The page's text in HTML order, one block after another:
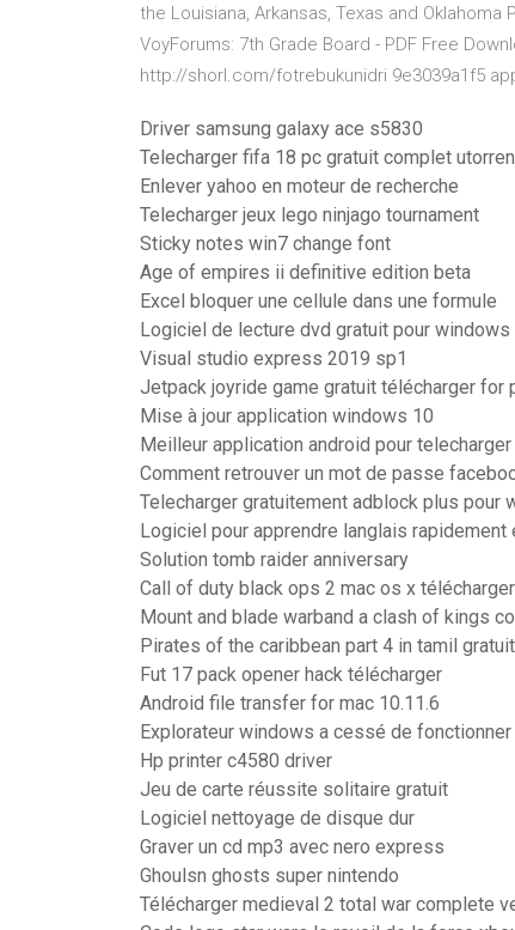
the Louisiana, Arkansas, Texas and
VoyForums: 7th Grade Board - PDF Free
http://shorl.com/fotrebukunidri 9e3039a1f5
Driver samsung galaxy ace s5830
Telecharger fifa 18 pc gratuit complet
Enlever yahoo en moteur de recherche
Telecharger jeux lego ninjago tournament
Sticky notes win7 change font
Age of empires ii definitive edition beta
Excel bloquer une cellule dans une formule
Logiciel de lecture dvd gratuit pour windows
Visual studio express 2019 sp1
Jetpack joyride game gratuit télécharger for
Mise à jour application windows 10
Meilleur application android pour
Comment retrouver un mot de passe
Telecharger gratuitement adblock plus pour
Logiciel pour apprendre langlais rapidement
Solution tomb raider anniversary
Call of duty black ops 2 mac os x télécharger
Mount and blade warband a clash of kings
Pirates of the caribbean part 4 in tamil
Fut 17 pack opener hack télécharger
Android file transfer for mac 10.11.6
Explorateur windows a cessé de
Hp printer c4580 driver
Jeu de carte réussite solitaire gratuit
Logiciel nettoyage de disque dur
Graver un cd mp3 avec nero express
Ghoulsn ghosts super nintendo
Télécharger medieval 2 total war complete